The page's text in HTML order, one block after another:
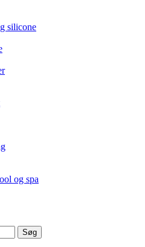
silicone
og spa
Søg